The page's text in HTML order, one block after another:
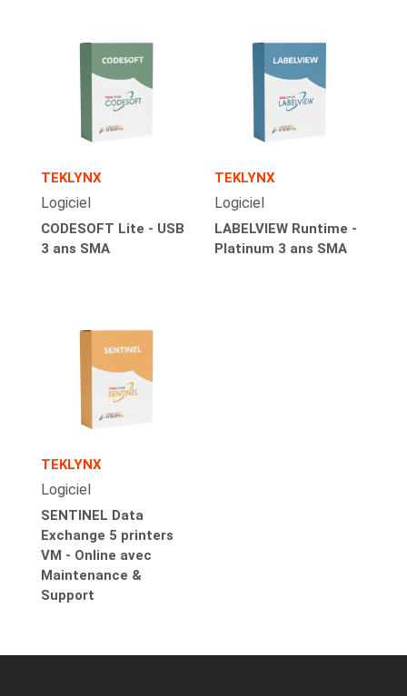
TEKLYNX
Logiciel
CODESOFT Lite - USB
3 ans SMA
TEKLYNX
Logiciel
LABELVIEW Runtime -
Platinum 3 ans SMA
TEKLYNX
Logiciel
SENTINEL Data
Exchange 5 printers
VM - Online avec
Maintenance &
Support